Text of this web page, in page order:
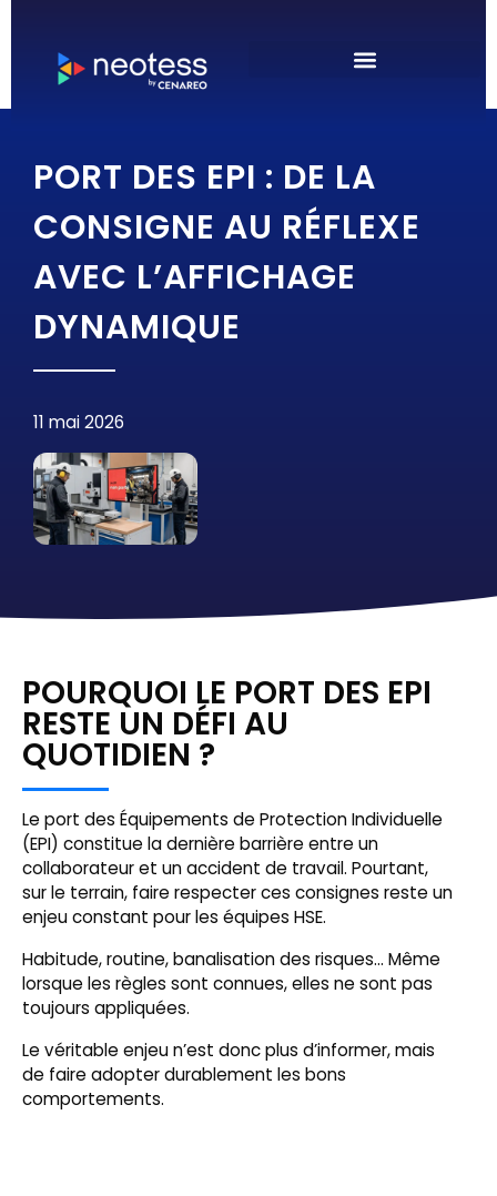
PORT DES EPI : DE LA
CONSIGNE AU RÉFLEXE
AVEC L’AFFICHAGE
DYNAMIQUE
11 mai 2026
POURQUOI LE PORT DES EPI
RESTE UN DÉFI AU
QUOTIDIEN ?
Le port des Équipements de Protection Individuelle
(EPI) constitue la dernière barrière entre un
collaborateur et un accident de travail. Pourtant,
sur le terrain, faire respecter ces consignes reste un
enjeu constant pour les équipes HSE.
Habitude, routine, banalisation des risques… Même
lorsque les règles sont connues, elles ne sont pas
toujours appliquées.
Le véritable enjeu n’est donc plus d’informer, mais
de faire adopter durablement les bons
comportements.